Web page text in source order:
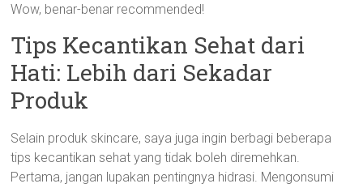
Wow, benar-benar recommended!
Tips Kecantikan Sehat dari
Hati: Lebih dari Sekadar
Produk
Selain produk skincare, saya juga ingin berbagi beberapa
tips kecantikan sehat yang tidak boleh diremehkan.
Pertama, jangan lupakan pentingnya hidrasi. Mengonsumi